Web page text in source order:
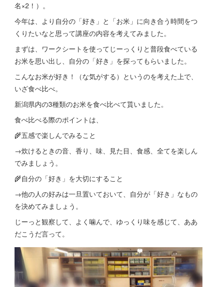
名×2！）。
今年は、より自分の「好き」と「お米」に向き合う時間をつ
くりたいなと思って講座の内容を考えてみました。
まずは、ワークシートを使ってじーっくりと普段食べている
お米を思い出し、自分の「好き」を探ってもらいました。
こんなお米が好き！（な気がする）というのを考えた上で、
いざ食べ比べ。
新潟県内の3種類のお米を食べ比べて貰いました。
食べ比べる際のポイントは、
🌾五感で楽しんでみること
→炊けるときの音、香り、味、見た目、食感、全てを楽しん
でみましょう。
🌾自分の「好き」を大切にすること
→他の人の好みは一旦置いておいて、自分が「好き」なもの
を決めてみましょう。
じーっと観察して、よく噛んで、ゆっくり味を感じて、ああ
だこうだ言って。